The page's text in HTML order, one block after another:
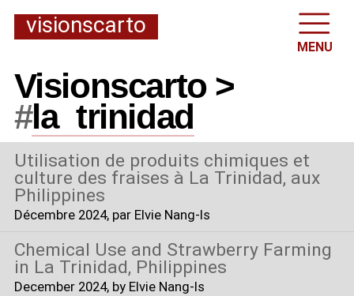
visionscarto
MENU
Visionscarto >
#la_ trinidad
Utilisation de produits chimiques et
culture des fraises à La Trinidad, aux
Philippines
Décembre 2024, par Elvie Nang-Is
Chemical Use and Strawberry Farming
in La Trinidad, Philippines
December 2024, by Elvie Nang-Is